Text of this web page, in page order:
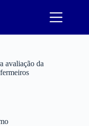
avaliação da